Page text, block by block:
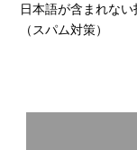
日本語が含まれな
（スパム対策）